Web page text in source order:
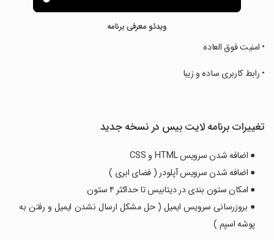
ویدئو معرفی برنامه
‏• امنیت فوق العاده
‏• رابط کاربری ساده و زیبا
تغییرات برنامه لایت بیس در نسخه جدید
● اضافه شدن سرویس HTML و CSS
● اضافه شدن سرویس آپلودر ( فضای ابری )
● امکان ستون بندی در دیتابیس تا حداکثر ۴ ستون
● بروزرسانی سرویس ایمیل ( حل مشکل ارسال نشدن ایمیل و رفتن به
پوشه اسپم )